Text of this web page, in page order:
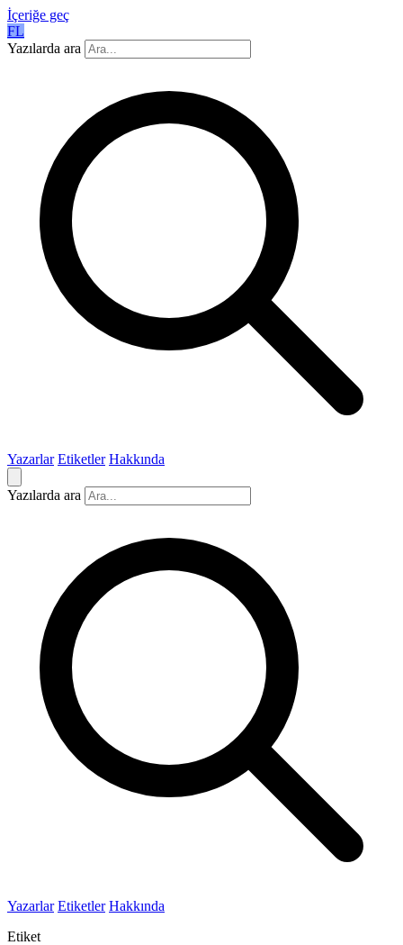
İçeriğe geç
FL
Yazılarda ara
Yazarlar Etiketler Hakkında
Yazılarda ara
Yazarlar Etiketler Hakkında
Etiket